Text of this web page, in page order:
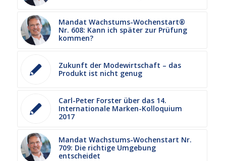
Mandat Wachstums-Wochenstart®
Nr. 608: Kann ich später zur Prüfung
kommen?
Zukunft der Modewirtschaft – das
Produkt ist nicht genug
Carl-Peter Forster über das 14.
Internationale Marken-Kolloquium
2017
Mandat Wachstums-Wochenstart Nr.
709: Die richtige Umgebung
entscheidet